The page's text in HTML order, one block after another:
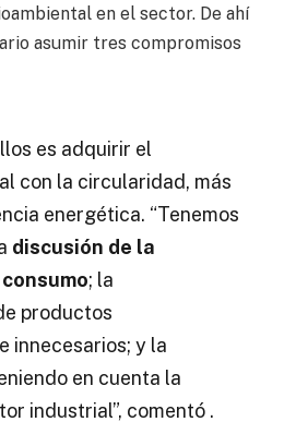
en el sector. De ahí
asumir tres compromisos
es adquirir el
con la circularidad, más
energética. “Tenemos
discusión de la
; la
productos
innecesarios; y la
en cuenta la
industrial”, comentó .